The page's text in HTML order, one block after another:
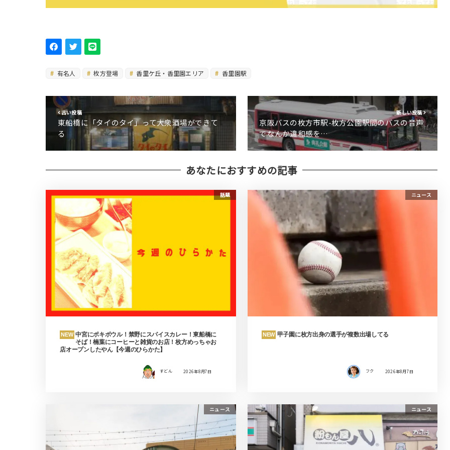
有名人 枚方登場 香里ケ丘・香里園エリア 香里園駅
古い投稿
東船橋に「タイのタイ」って大衆酒場ができて
る
新しい投稿
京阪バスの枚方市駅-枚方公園駅間のバスの音声
でなんか違和感を…
あなたにおすすめの記事
話題
NEW 中宮にポキボウル！禁野にスパイスカレー！東船橋に
そば！楠葉にコーヒーと雑貨のお店！枚方めっちゃお
店オープンしたやん【今週のひらかた】
すどん 2026年8月7日
ニュース
NEW 甲子園に枚方出身の選手が複数出場してる
フク 2026年8月7日
ニュース ニュース